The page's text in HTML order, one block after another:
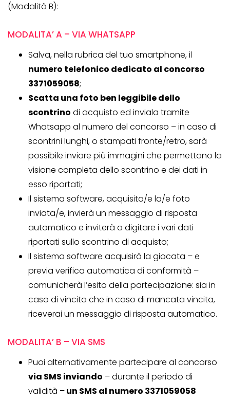
(Modalità B):
MODALITA’ A – VIA WHATSAPP
Salva, nella rubrica del tuo smartphone, il
numero telefonico dedicato al concorso
3371059058;
Scatta una foto ben leggibile dello
scontrino di acquisto ed inviala tramite
Whatsapp al numero del concorso – in caso di
scontrini lunghi, o stampati fronte/retro, sarà
possibile inviare più immagini che permettano la
visione completa dello scontrino e dei dati in
esso riportati;
Il sistema software, acquisita/e la/e foto
inviata/e, invierà un messaggio di risposta
automatico e inviterà a digitare i vari dati
riportati sullo scontrino di acquisto;
Il sistema software acquisirà la giocata – e
previa verifica automatica di conformità –
comunicherà l’esito della partecipazione: sia in
caso di vincita che in caso di mancata vincita,
riceverai un messaggio di risposta automatico.
MODALITA’ B – VIA SMS
Puoi alternativamente partecipare al concorso
via SMS inviando – durante il periodo di
validità –un SMS al numero 3371059058